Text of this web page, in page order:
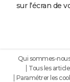
sur l'écran de
Qui sommes-
Tous les
Paramétrer les